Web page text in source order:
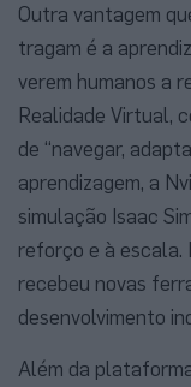
Outra vantagem
tragam é a
verem humanos a
Realidade Virtual,
de “navegar,
aprendizagem, a
simulação Isaac
reforço e à
recebeu novas
desenvolvimento
Além da